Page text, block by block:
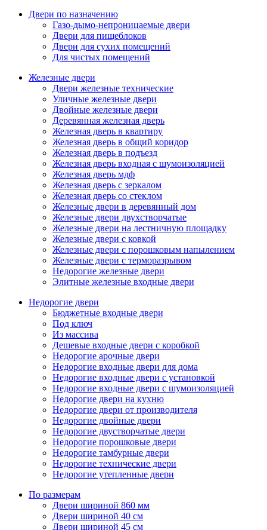
Двери по назначению
Газо-дымо-непроницаемые двери
Двери для пищеблоков
Двери для сухих помещений
Для чистых помещений
Железные двери
Двери железные технические
Уличные железные двери
Двойные железные двери
Деревянная железная дверь
Железная дверь в квартиру
Железная дверь в общий коридор
Железная дверь в подъезд
Железная дверь входная с шумоизоляцией
Железная дверь мдф
Железная дверь с зеркалом
Железная дверь со стеклом
Железные двери в деревянный дом
Железные двери двухстворчатые
Железные двери на лестничную площадку
Железные двери с ковкой
Железные двери с порошковым напылением
Железные двери с терморазрывом
Недорогие железные двери
Элитные железные входные двери
Недорогие двери
Бюджетные входные двери
Под ключ
Из массива
Дешевые входные двери с коробкой
Недорогие арочные двери
Недорогие входные двери для дома
Недорогие входные двери с установкой
Недорогие входные двери с шумоизоляцией
Недорогие двери на кухню
Недорогие двери от производителя
Недорогие двойные двери
Недорогие двустворчатые двери
Недорогие порошковые двери
Недорогие тамбурные двери
Недорогие технические двери
Недорогие утепленные двери
По размерам
Двери шириной 860 мм
Двери шириной 40 см
Двери шириной 45 см